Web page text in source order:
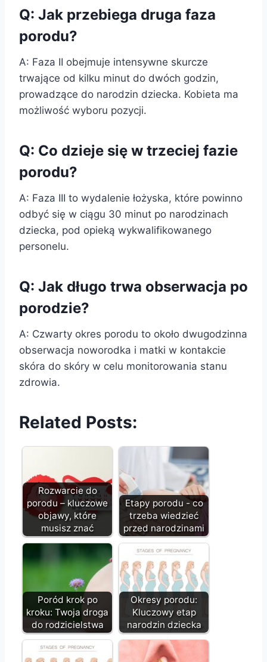
Q: Jak przebiega druga faza
porodu?
A: Faza II obejmuje intensywne skurcze
trwające od kilku minut do dwóch godzin,
prowadzące do narodzin dziecka. Kobieta ma
możliwość wyboru pozycji.
Q: Co dzieje się w trzeciej fazie
porodu?
A: Faza III to wydalenie łożyska, które powinno
odbyć się w ciągu 30 minut po narodzinach
dziecka, pod opieką wykwalifikowanego
personelu.
Q: Jak długo trwa obserwacja po
porodzie?
A: Czwarty okres porodu to około dwugodzinna
obserwacja noworodka i matki w kontakcie
skóra do skóry w celu monitorowania stanu
zdrowia.
Related Posts:
Rozwarcie do
porodu – kluczowe
objawy, które
musisz znać
Etapy porodu - co
trzeba wiedzieć
przed narodzinami
Poród krok po
kroku: Twoja droga
do rodzicielstwa
Okresy porodu:
Kluczowy etap
narodzin dziecka